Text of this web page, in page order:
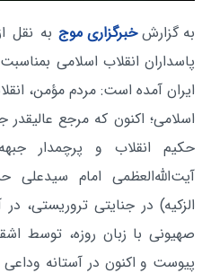
به گزارشخبرگزاری موج به نقل
پاسداران انقلاب اسلامی
ایران آمده است: مردم مؤمن،
اسلامی؛ اکنون که مرجع
حکیم انقلاب و پرچمدار
آیت‌الله‌العظمی امام
الزکیه) در جنایتی تروریستی،
صهیونی با زبان روزه، توسط
پیوست و اکنون در آستانه